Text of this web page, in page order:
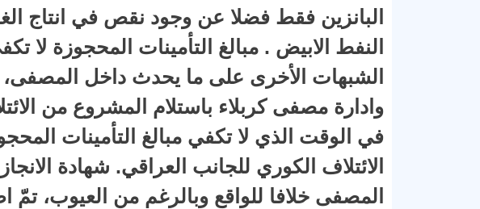
النفط الابيض . مبالغ التأمينات المحجوزة لا
الشبهات الأخرى على ما يحدث داخل
وادارة مصفى كربلاء باستلام المشروع من
في الوقت الذي لا تكفي مبالغ التأمينات
الائتلاف الكوري للجانب العراقي. شهادة
المصفى خلافا للواقع وبالرغم من العيوب،